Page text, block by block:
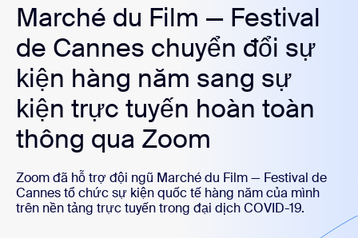
Marché du Film — Festival
de Cannes chuyển đổi sự
kiện hàng năm sang sự
kiện trực tuyến hoàn toàn
thông qua Zoom
Zoom đã hỗ trợ đội ngũ Marché du Film — Festival de
Cannes tổ chức sự kiện quốc tế hàng năm của mình
trên nền tảng trực tuyến trong đại dịch COVID-19.